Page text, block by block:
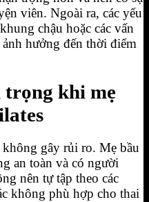
viên. Ngoài ra, các yếu
chậu hoặc các vấn
hưởng đến thời điểm
trọng khi mẹ
gây rủi ro. Mẹ bầu
an toàn và có người
nên tự tập theo các
không phù hợp cho thai